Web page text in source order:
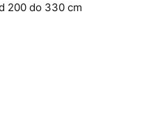
200 do 330 cm